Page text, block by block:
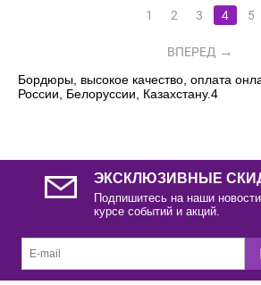
1 2 3 4 5
ВПЕРЕД
Бордюры, высокое качество, оплата
России, Белоруссии, Казахстану.4
ЭКСКЛЮЗИВНЫЕ
Подпишитесь на наши
курсе событий и акций.